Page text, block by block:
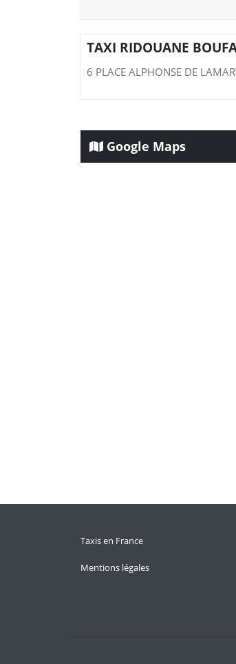
TAXI RIDOUANE
6 PLACE ALPHONSE DE
Google Maps
Taxis en France
Mentions légales